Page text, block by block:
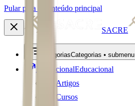
Pular para o conteúdo principal
SACRE
CategoriasCategorias • submenu
EducacionalEducacional
Artigos
Cursos